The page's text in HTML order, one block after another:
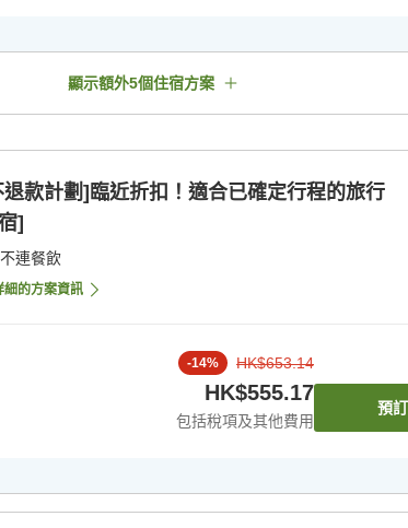
顯示額外5個住宿方案
退款計劃]臨近折扣！適合已確定行程的旅行
]
不連餐飲
細的方案資訊
-14% HK$653.14
HK$555.17
包括稅項及其他費用
預訂